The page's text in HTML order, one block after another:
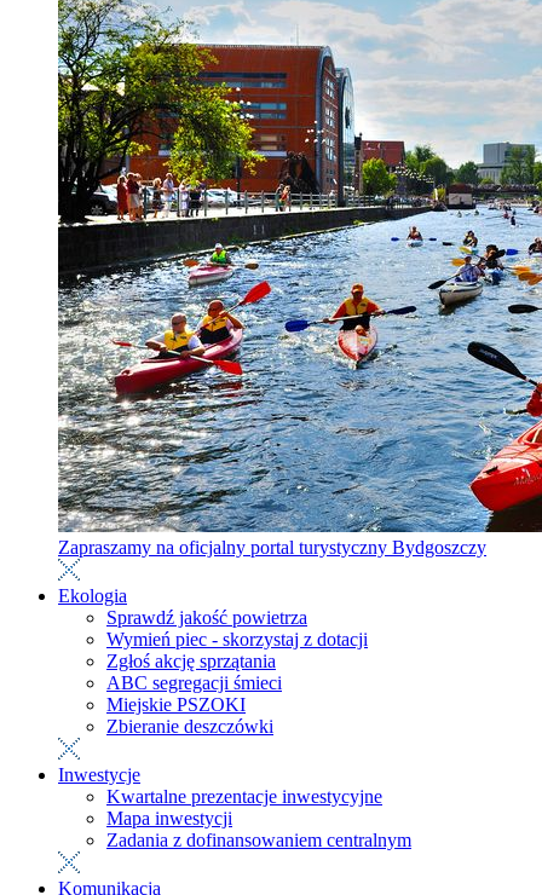
Zapraszamy na oficjalny portal turystyczny Bydgoszczy
Ekologia
Sprawdź jakość powietrza
Wymień piec - skorzystaj z dotacji
Zgłoś akcję sprzątania
ABC segregacji śmieci
Miejskie PSZOKI
Zbieranie deszczówki
Inwestycje
Kwartalne prezentacje inwestycyjne
Mapa inwestycji
Zadania z dofinansowaniem centralnym
Komunikacja